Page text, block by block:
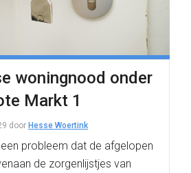
woningnood onder
Markt 1
door Hesse Woertink
probleem dat de afgelopen
de zorgenlijstjes van